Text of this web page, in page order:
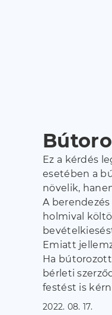
Ez a kérdés
esetében a
növelik,
A
holmival
Emiatt
Ha
bérleti
festést is
2022. 08. 17.